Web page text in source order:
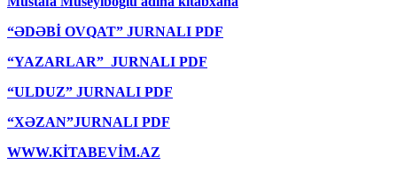
“ƏDƏBİ OVQAT” JURNALI PDF
“YAZARLAR” JURNALI PDF
“ULDUZ” JURNALI PDF
“XƏZAN”JURNALI PDF
WWW.KİTABEVİM.AZ